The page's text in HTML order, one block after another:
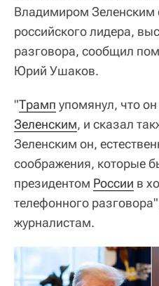
Владимиром Зеленским
российского лидера,
разговора, сообщил
Юрий Ушаков.
"Трамп упомянул, что
Зеленским, и сказал
Зеленским он,
соображения, которые
президентом России в
телефонного
журналистам.